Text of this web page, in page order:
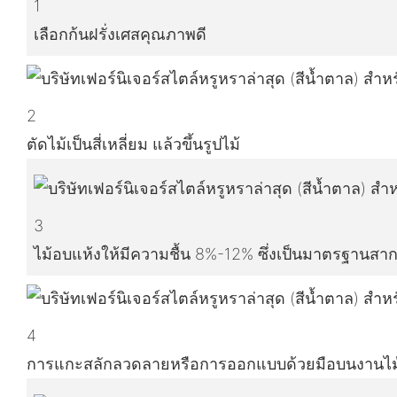
1
เลือกก้นฝรั่งเศสคุณภาพดี
2
ตัดไม้เป็นสี่เหลี่ยม แล้วขึ้นรูปไม้
3
ไม้อบแห้งให้มีความชื้น 8%-12% ซึ่งเป็นมาตรฐานสา
4
การแกะสลักลวดลายหรือการออกแบบด้วยมือบนงานไ